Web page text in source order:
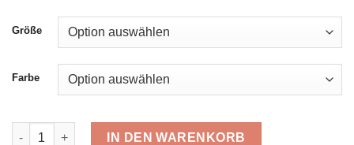
war:
49,95 €
ist:
22,00 €.
Größe
Farbe
Schiesser Shorty 179114 Menge
IN DEN WARENKORB